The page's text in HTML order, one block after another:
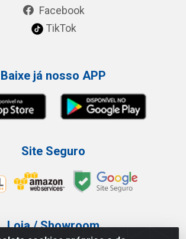
Facebook
TikTok
Baixe já nosso APP
Site Seguro
Loja / Showroom